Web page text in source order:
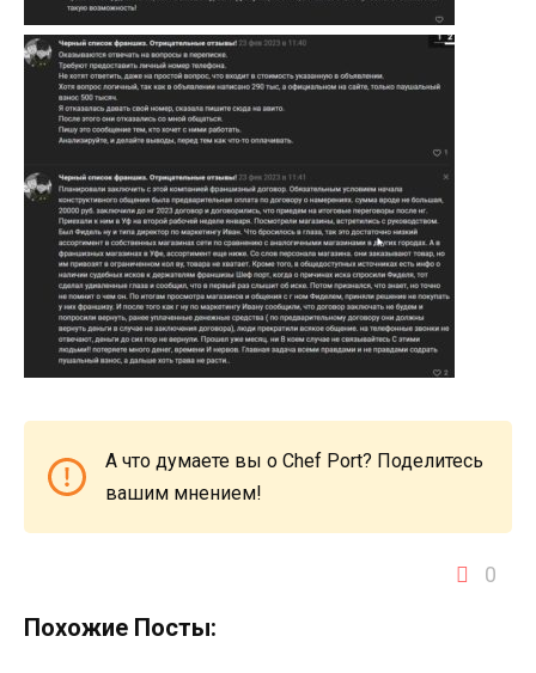
А что думаете вы о Chef Port? Поделитесь
вашим мнением!
0
Похожие Посты: